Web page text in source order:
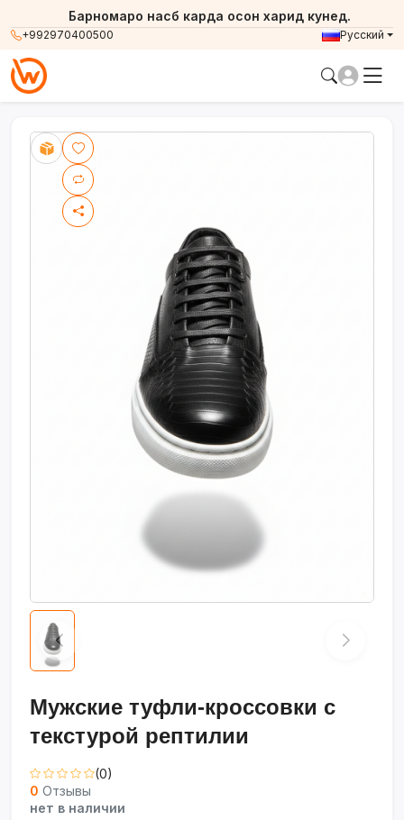
+992970400500
Барномаро насб карда осон харид кунед.
Русский
Мужские туфли-кроссовки с
текстурой рептилии
(0)
0 Отзывы
нет в наличии